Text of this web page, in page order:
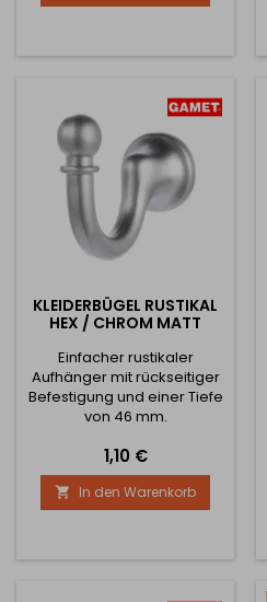
Aufhängers ist 40mm.
KLEIDERBÜGEL RUSTIKAL
HEX / CHROM MATT
Einfacher rustikaler
Aufhänger mit rückseitiger
Befestigung und einer Tiefe
von 46 mm.
Preis
1,10 €
 In den Warenkorb